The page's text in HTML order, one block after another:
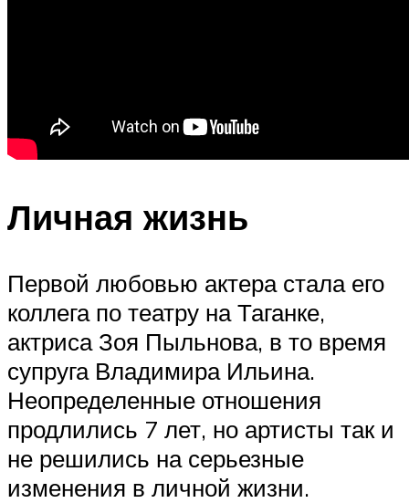
Личная жизнь
Первой любовью актера стала его
коллега по театру на Таганке,
актриса Зоя Пыльнова, в то время
супруга Владимира Ильина.
Неопределенные отношения
продлились 7 лет, но артисты так и
не решились на серьезные
изменения в личной жизни.